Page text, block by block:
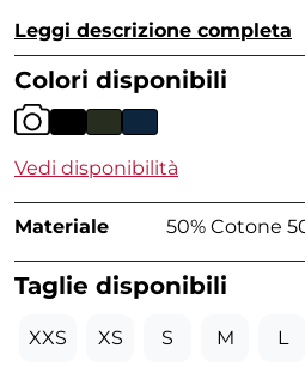
Leggi descrizione completa
Colori disponibili
Vedi disponibilità
Materiale 50% Cotone
Taglie disponibili
XXS XS S M L